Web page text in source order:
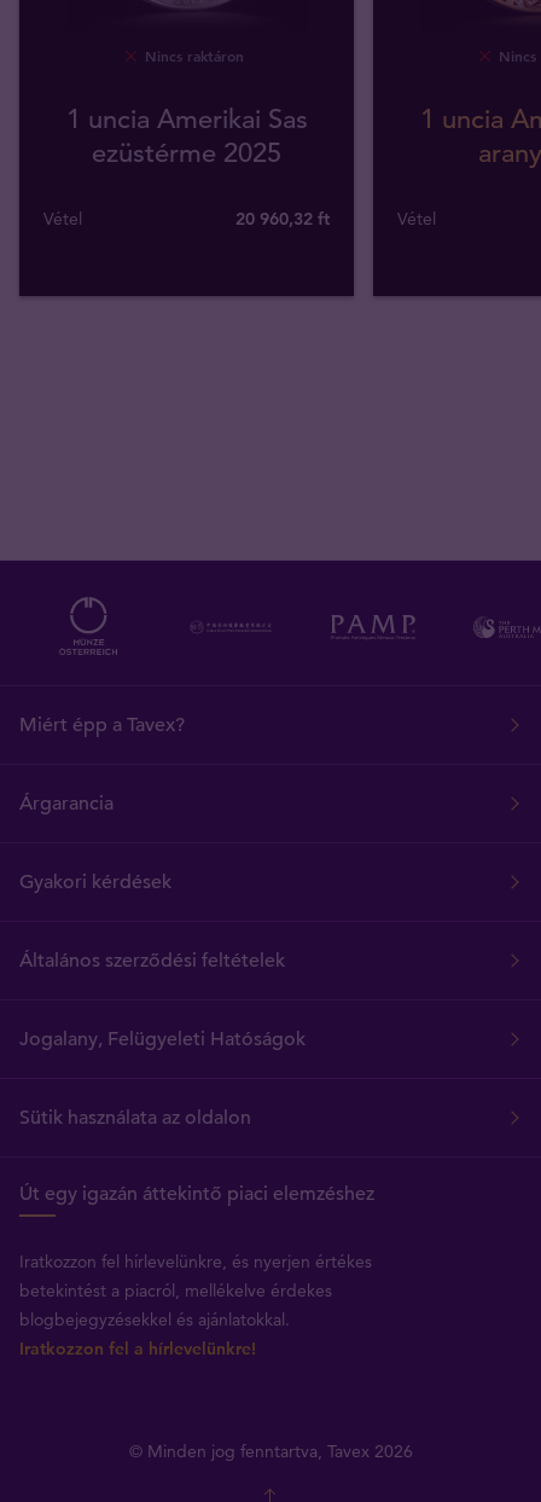
Nincs raktáron
1 uncia Amerikai Sas
ezüstérme 2025
Vétel 20 960,32 ft
1 uncia
Vétel
Miért épp a Tavex?
Árgarancia
Gyakori kérdések
Általános szerződési feltételek
Jogalany, Felügyeleti Hatóságok
Sütik használata az oldalon
Út egy igazán áttekintő piaci elemzéshez
Iratkozzon fel hírlevelünkre, és nyerjen értékes
betekintést a piacról, mellékelve érdekes
blogbejegyzésekkel és ajánlatokkal.
Iratkozzon fel a hírlevelünkre!
© Minden jog fenntartva, Tavex 2026